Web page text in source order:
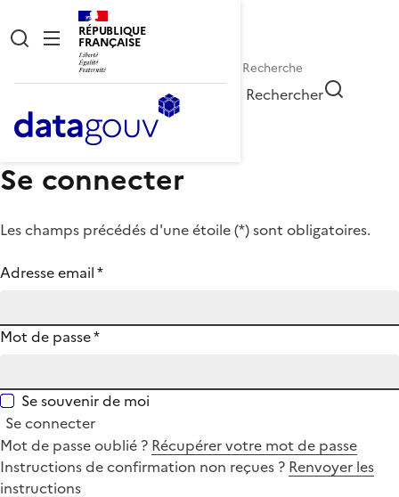
RÉPUBLIQUE
FRANÇAISE
Rechercher
Se connecter
Les champs précédés d'une étoile (*) sont obligatoires.
Adresse email*
Mot de passe*
Se souvenir de moi
Se connecter
Mot de passe oublié ? Récupérer votre mot de passe
Instructions de confirmation non reçues ? Renvoyer les
instructions